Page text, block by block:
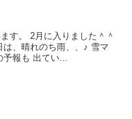
た＾＾
との予報も 出てい...